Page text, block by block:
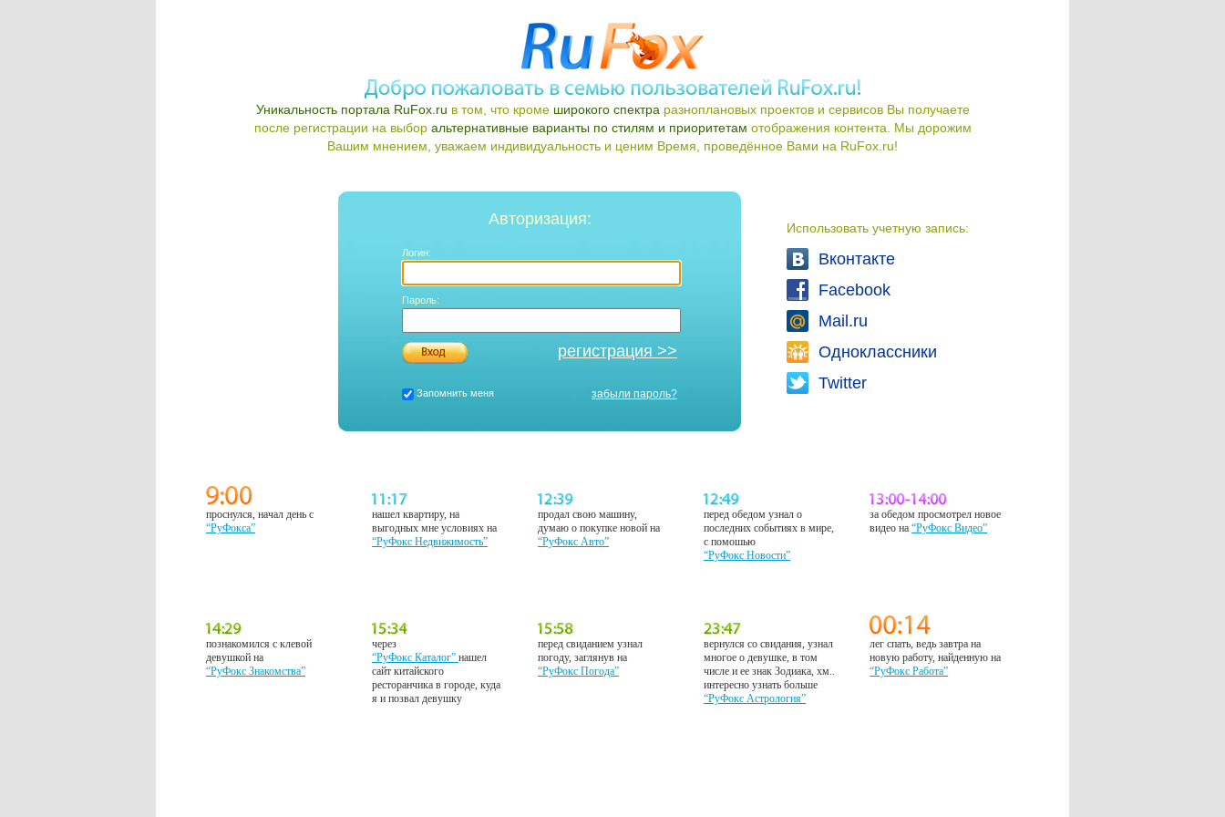
Уникальность портала RuFox.ru в том, что кроме широкого спектра разноплановых проектов и сервисов Вы получаете
после регистрации на выбор альтернативные варианты по стилям и приоритетам отображения контента. Мы дорожим
Вашим мнением, уважаем индивидуальность и ценим Время, проведённое Вами на RuFox.ru!
Использовать учетную запись:
Вконтакте
Facebook
Mail.ru
Одноклассники
Twitter
Авторизация:
Логин:
Пароль:
регистрация >>
Запомнить меня забыли пароль?
проснулся, начал день с
“РуФокса”
нашел квартиру, на
выгодных мне условиях на
“РуФокс Недвижимость”
продал свою машину,
думаю о покупке новой на
“РуФокс Авто”
перед обедом узнал о
последних событиях в мире,
с помошью
“РуФокс Новости”
за обедом просмотрел новое
видео на“РуФокс Видео”
познакомился с клевой
девушкой на
“РуФокс Знакомства”
через
“РуФокс Каталог”нашел
сайт китайского
ресторанчика в городе, куда
я и позвал девушку
перед свиданием узнал
погоду, заглянув на
“РуФокс Погода”
вернулся со свидания, узнал
многое о девушке, в том
числе и ее знак Зодиака, хм..
интересно узнать больше
“РуФокс Астрология”
лег спать, ведь завтра на
новую работу, найденную на
“РуФокс Работа”